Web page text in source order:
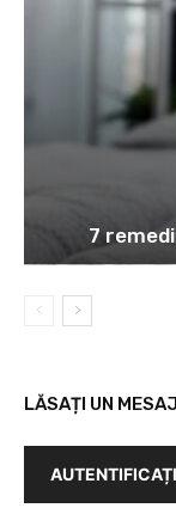
7
LĂSAȚI UN MESAJ